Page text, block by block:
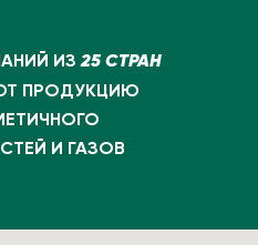
ИЗ25 СТРАН
ПРОДУКЦИЮ
И ГАЗОВ